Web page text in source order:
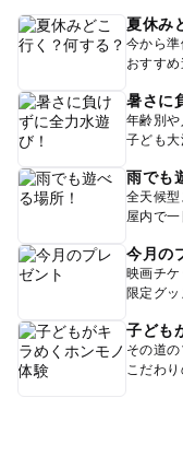
夏休み
今から
おすす
暑さに
年齢別
子ども
雨でも
全天候
屋内で
今月の
映画チ
限定グッ
子ども
その道
こだわ